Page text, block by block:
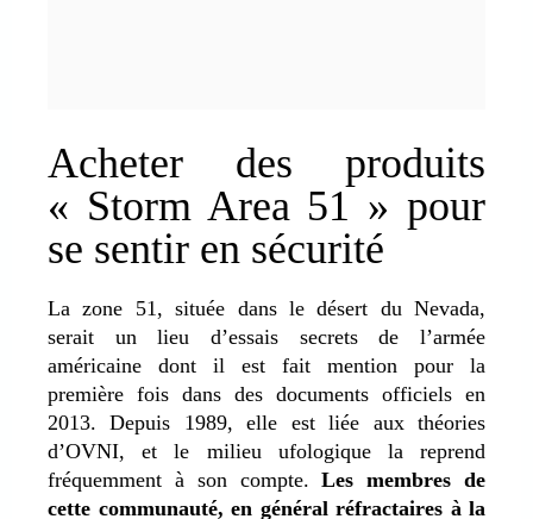
Acheter des produits
« Storm Area 51 » pour
se sentir en sécurité
La zone 51, située dans le désert du Nevada,
serait un lieu d’essais secrets de l’armée
américaine dont il est fait mention pour la
première fois dans des documents officiels en
2013. Depuis 1989, elle est liée aux théories
d’OVNI, et le milieu ufologique la reprend
fréquemment à son compte. Les membres de
cette communauté, en général réfractaires à la